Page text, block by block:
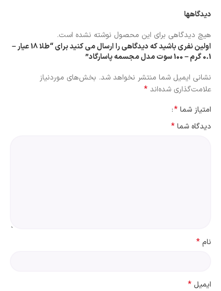
دیدگاهها
هیچ دیدگاهی برای این محصول نوشته نشده است.
اولین نفری باشید که دیدگاهی را ارسال می کنید برای “طلا 18 عیار –
0.1 گرم – 100 سوت مدل مجسمه پاسارگاد”
نشانی ایمیل شما منتشر نخواهد شد. بخش‌های موردنیاز
علامت‌گذاری شده‌اند *
امتیاز شما *
دیدگاه شما *
نام *
ایمیل *